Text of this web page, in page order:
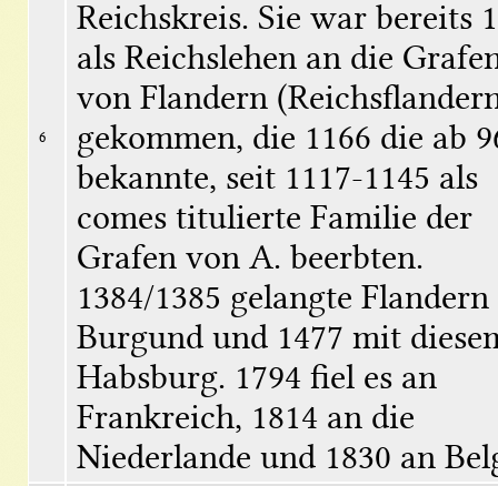
6
Reichskreis. Sie war bereits
als Reichslehen an die
von Flandern
gekommen, die 1166 die ab
bekannte, seit 1117-1145 als
comes titulierte Familie der
Grafen von A. beerbten.
1384/1385 gelangte Flandern
Burgund und 1477 mit
Habsburg. 1794 fiel es an
Frankreich, 1814 an die
Niederlande und 1830 an